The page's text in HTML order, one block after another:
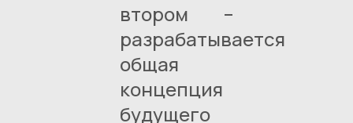
втором –
разрабатывается
общая
концепция
будущего